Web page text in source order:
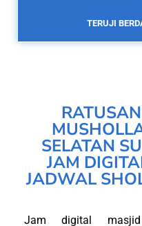
TERUJI
SELATAN
JAM
JADWAL
Jam digital